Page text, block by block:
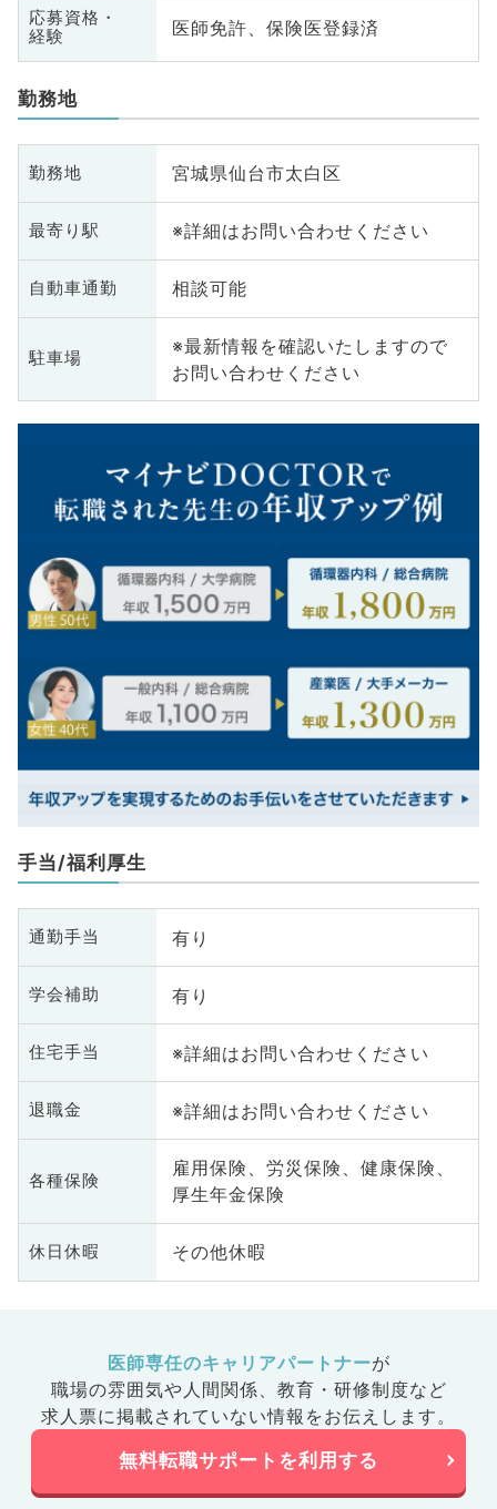
応募資格・
経験
医師免許、保険医登録済
勤務地
勤務地 宮城県仙台市太白区
最寄り駅 ※詳細はお問い合わせください
自動車通勤 相談可能
駐車場
※最新情報を確認いたしますので
お問い合わせください
手当/福利厚生
通勤手当 有り
学会補助 有り
住宅手当 ※詳細はお問い合わせください
退職金 ※詳細はお問い合わせください
各種保険
雇用保険、労災保険、健康保険、
厚生年金保険
休日休暇 その他休暇
医師専任のキャリアパートナーが
職場の雰囲気や人間関係、 教育・研修制度など
求人票に掲載されていない情報をお伝えします。
無料転職サポートを利用する